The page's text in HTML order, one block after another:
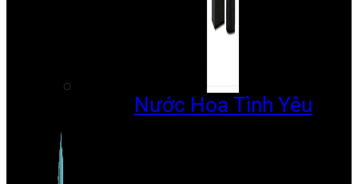
Nước Hoa Tình Yêu